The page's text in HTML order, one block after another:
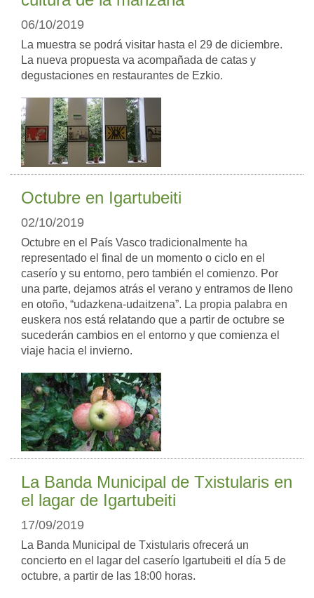
06/10/2019
La muestra se podrá visitar hasta el 29 de diciembre.
La nueva propuesta va acompañada de catas y
degustaciones en restaurantes de Ezkio.
Octubre en Igartubeiti
02/10/2019
Octubre en el País Vasco tradicionalmente ha
representado el final de un momento o ciclo en el
caserío y su entorno, pero también el comienzo. Por
una parte, dejamos atrás el verano y entramos de lleno
en otoño, “udazkena-udaitzena”. La propia palabra en
euskera nos está relatando que a partir de octubre se
sucederán cambios en el entorno y que comienza el
viaje hacia el invierno.
La Banda Municipal de Txistularis en
el lagar de Igartubeiti
17/09/2019
La Banda Municipal de Txistularis ofrecerá un
concierto en el lagar del caserío Igartubeiti el día 5 de
octubre, a partir de las 18:00 horas.